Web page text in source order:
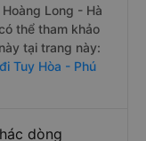
Long - Hà
thể tham khảo
tại trang này:
Tuy Hòa - Phú
dòng